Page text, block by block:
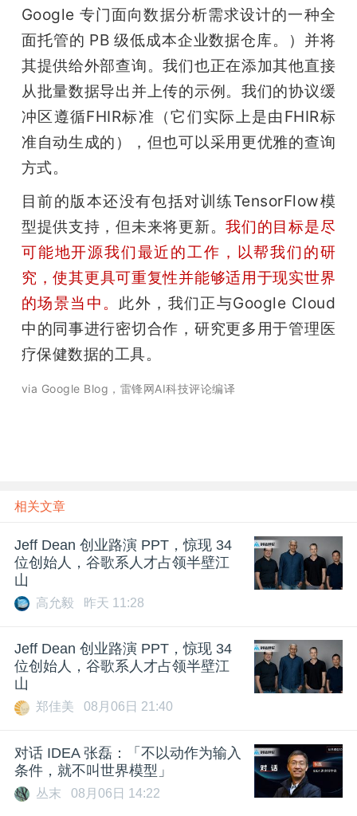
Google 专门面向数据分析需求设计的一种全
面托管的 PB 级低成本企业数据仓库。）并将
其提供给外部查询。我们也正在添加其他直接
从批量数据导出并上传的示例。我们的协议缓
冲区遵循FHIR标准（它们实际上是由FHIR标
准自动生成的），但也可以采用更优雅的查询
方式。
目前的版本还没有包括对训练TensorFlow模
型提供支持，但未来将更新。我们的目标是尽
可能地开源我们最近的工作，以帮我们的研
究 ，使其更具可重复性并能够适用于现实世界
的场景当中。 此外，我们正与Google Cloud
中的同事进行密切合作，研究更多用于管理医
疗保健数据的工具。
via Google Blog，雷锋网AI科技评论编译
相关文章
Jeff Dean 创业路演 PPT，惊现 34
位创始人，谷歌系人才占领半壁江
山
高允毅 昨天 11:28
Jeff Dean 创业路演 PPT，惊现 34
位创始人，谷歌系人才占领半壁江
山
郑佳美 08月06日 21:40
对话 IDEA 张磊：「不以动作为输入
条件，就不叫世界模型」
丛末 08月06日 14:22